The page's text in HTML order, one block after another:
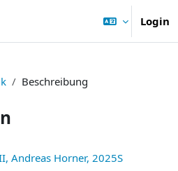
Login
Beschreibung
Andreas Horner, 2025S